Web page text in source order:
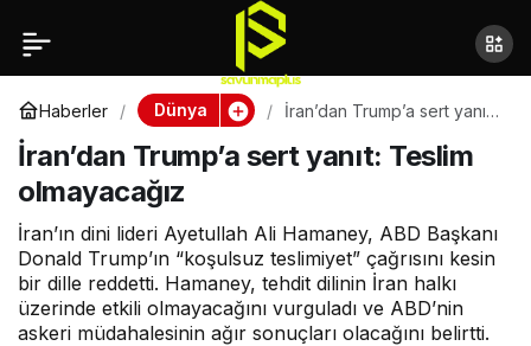
Haberler Dünya
İran’dan Trump’a sert yanıt:
İran’dan Trump’a sert yanıt: Teslim
olmayacağız
İran’ın dini lideri Ayetullah Ali Hamaney, ABD Başkanı
Donald Trump’ın “koşulsuz teslimiyet” çağrısını kesin
bir dille reddetti. Hamaney, tehdit dilinin İran halkı
üzerinde etkili olmayacağını vurguladı ve ABD’nin
askeri müdahalesinin ağır sonuçları olacağını belirtti.
İran’dan Trump’a sert
yanıt: Teslim
olmayacağız